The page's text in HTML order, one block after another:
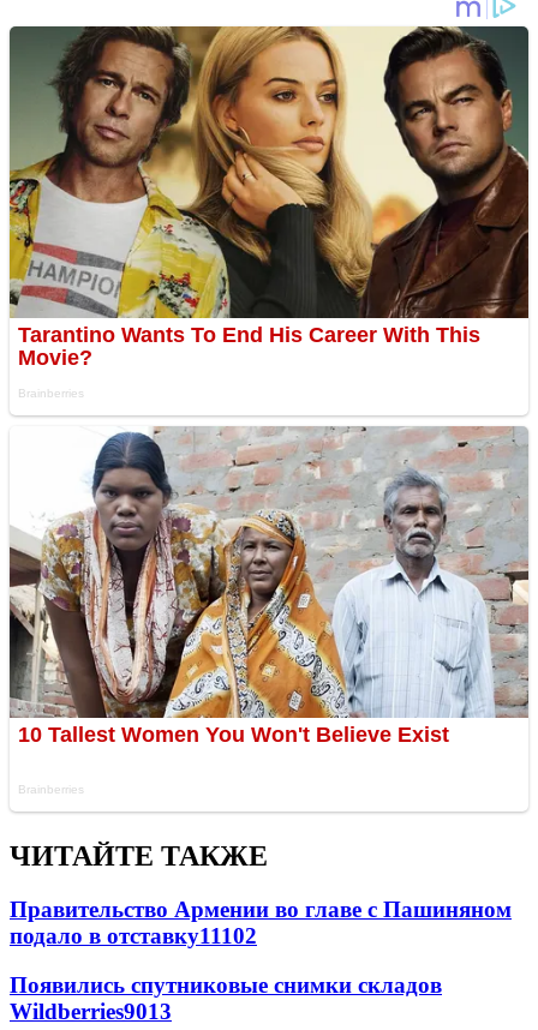
ЧИТАЙТЕ ТАКЖЕ
Правительство Армении во главе с Пашиняном
подало в отставку11102
Появились спутниковые снимки складов
Wildberries9013